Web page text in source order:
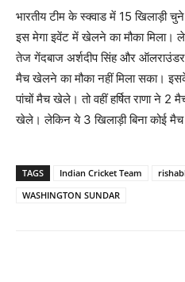
भारतीय टीम के स्क्वाड में 15 खिलाड़ी
इस मेगा इवेंट में खेलने का मौका मिला।
तेज गेंदबाज अर्शदीप सिंह और
मैच खेलने का मौका नहीं मिला सका।
पांचों मैच खेले। तो वहीं हर्षित राणा ने
खेले। लेकिन ये 3 खिलाड़ी बिना कोई
TAGS Indian Cricket Team
WASHINGTON SUNDAR